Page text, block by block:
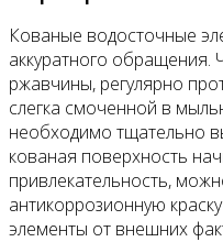
Кованые водосточные
аккуратного
ржавчины, регулярно
слегка смоченной в
необходимо тщательно
кованая поверхность
привлекательность,
антикоррозионную
элементы от внешних